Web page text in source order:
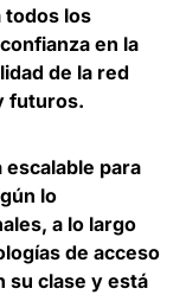
todos los
en la
de la red
futuros.
para
lo
a lo largo
de acceso
su clase y está